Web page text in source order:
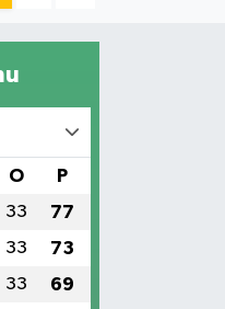
O P
33 77
33 73
33 69